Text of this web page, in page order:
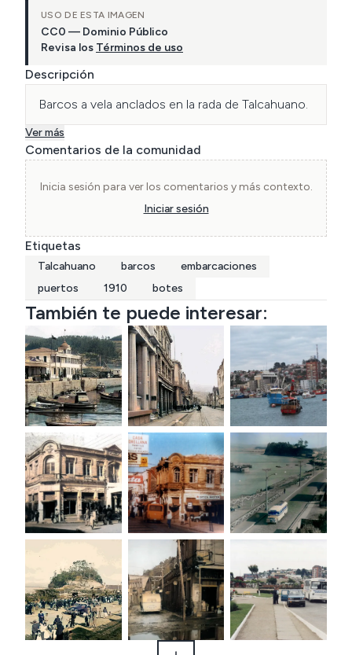
USO DE ESTA IMAGEN
CC0 — Dominio Público
Revisa los Términos de uso
Descripción
Barcos a vela anclados en la rada de Talcahuano.
Ver más
Comentarios de la comunidad
Inicia sesión para ver los comentarios y más contexto.
Iniciar sesión
Etiquetas
Talcahuano barcos
embarcaciones
puertos
1910 botes
También te puede interesar: